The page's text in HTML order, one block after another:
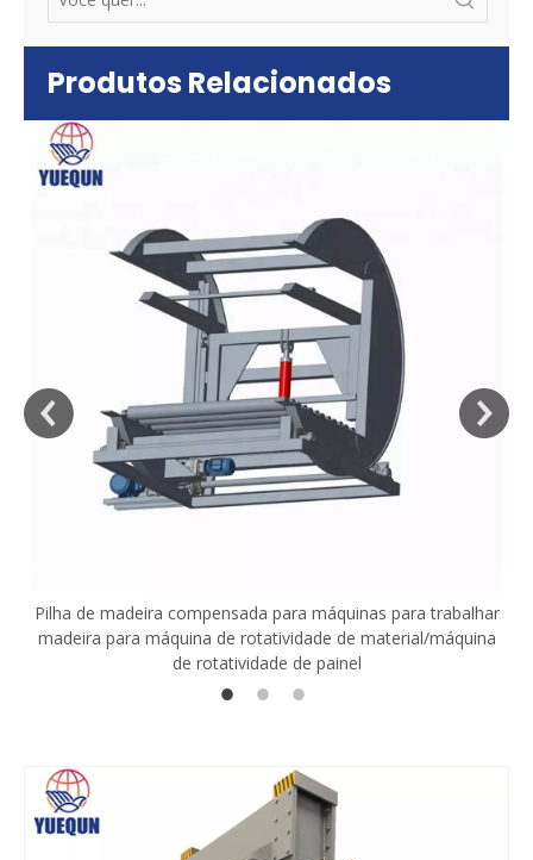
Produtos Relacionados
Pilha de madeira compensada para máquinas para trabalhar
madeira para máquina de rotatividade de material/máquina
de rotatividade de painel